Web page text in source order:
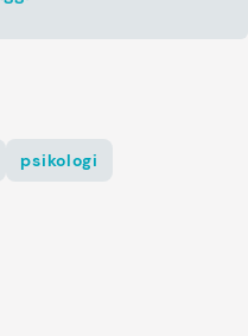
psikologi